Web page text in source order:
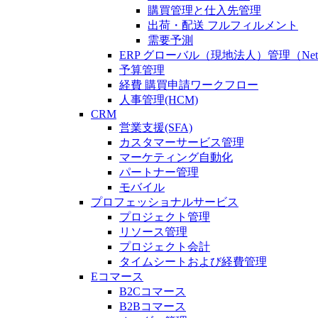
購買管理と仕入先管理
出荷・配送 フルフィルメント
需要予測
ERP グローバル（現地法人）管理（
予算管理
経費 購買申請ワークフロー
人事管理(HCM)
CRM
営業支援(SFA)
カスタマーサービス管理
マーケティング自動化
パートナー管理
モバイル
プロフェッショナルサービス
プロジェクト管理
リソース管理
プロジェクト会計
タイムシートおよび経費管理
Eコマース
B2Cコマース
B2Bコマース